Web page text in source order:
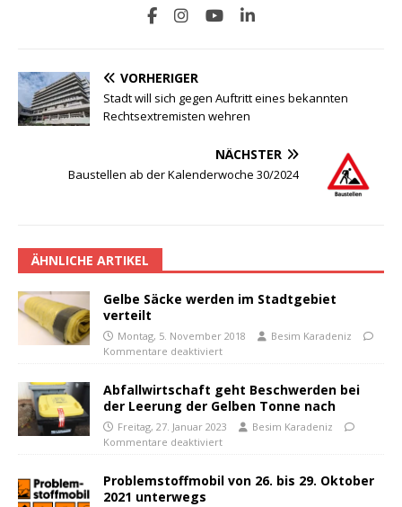
VORHERIGER
Stadt will sich gegen Auftritt eines bekannten
Rechtsextremisten wehren
NÄCHSTER
Baustellen ab der Kalenderwoche 30/2024
ÄHNLICHE ARTIKEL
Gelbe Säcke werden im Stadtgebiet
verteilt
Montag, 5. November 2018
Besim Karadeniz
Kommentare deaktiviert
Abfallwirtschaft geht Beschwerden bei
der Leerung der Gelben Tonne nach
Freitag, 27. Januar 2023
Besim Karadeniz
Kommentare deaktiviert
Problemstoffmobil von 26. bis 29. Oktober
2021 unterwegs